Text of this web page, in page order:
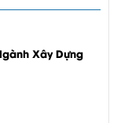
Xây Dựng